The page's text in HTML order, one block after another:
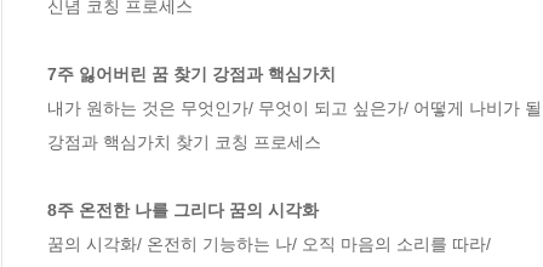
신념 코칭 프로세스
7주 잃어버린 꿈 찾기 강점과 핵심가치
내가 원하는 것은 무엇인가/ 무엇이 되고 싶은가/ 어떻게 나비가
강점과 핵심가치 찾기 코칭 프로세스
8주 온전한 나를 그리다 꿈의 시각화
꿈의 시각화/ 온전히 기능하는 나/ 오직 마음의 소리를 따라/